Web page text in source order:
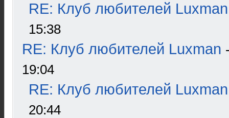
RE: Клуб любителей Luxman
15:38
RE: Клуб любителей Luxman
19:04
RE: Клуб любителей Luxman
20:44